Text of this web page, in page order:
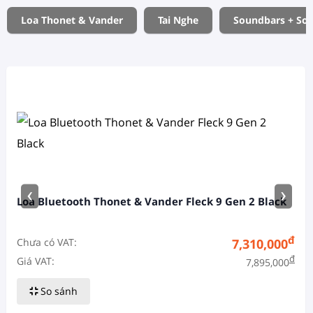
Loa Thonet & Vander Tai Nghe Soundbars +
Loa Bluetooth Thonet & Vander Fleck 9 Gen 2 Black
Chưa có VAT: 7,310,000đ
Giá VAT: 7,895,000đ
So sánh
‹ ›